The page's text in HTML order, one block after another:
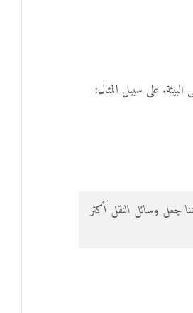
على سبيل المثال:
جعل وسائل النقل أكثر